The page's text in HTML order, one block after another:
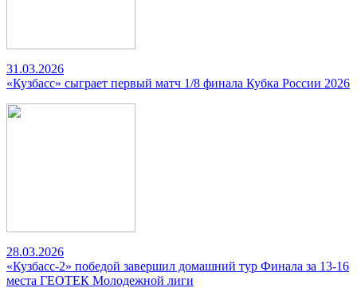
31.03.2026
«Кузбасс» сыграет первый матч 1/8 финала Кубка России 2026
28.03.2026
«Кузбасс-2» победой завершил домашний тур Финала за 13-16
места ГЕОТЕК Молодежной лиги